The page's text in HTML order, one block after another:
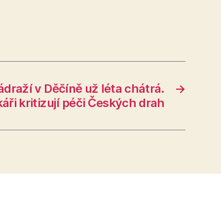
→
v Děčíně už léta chátrá.
kritizují péči Českých drah